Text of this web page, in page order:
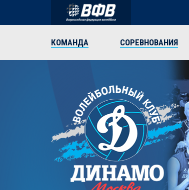
КОМАНДА СОРЕВНОВАНИЯ